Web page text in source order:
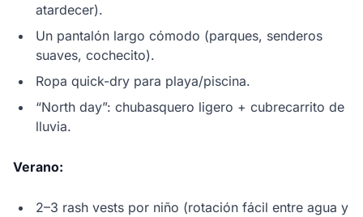
atardecer).
Un pantalón largo cómodo (parques, senderos
suaves, cochecito).
Ropa quick-dry para playa/piscina.
“North day”: chubasquero ligero + cubrecarrito de
lluvia.
Verano:
2–3 rash vests por niño (rotación fácil entre agua y